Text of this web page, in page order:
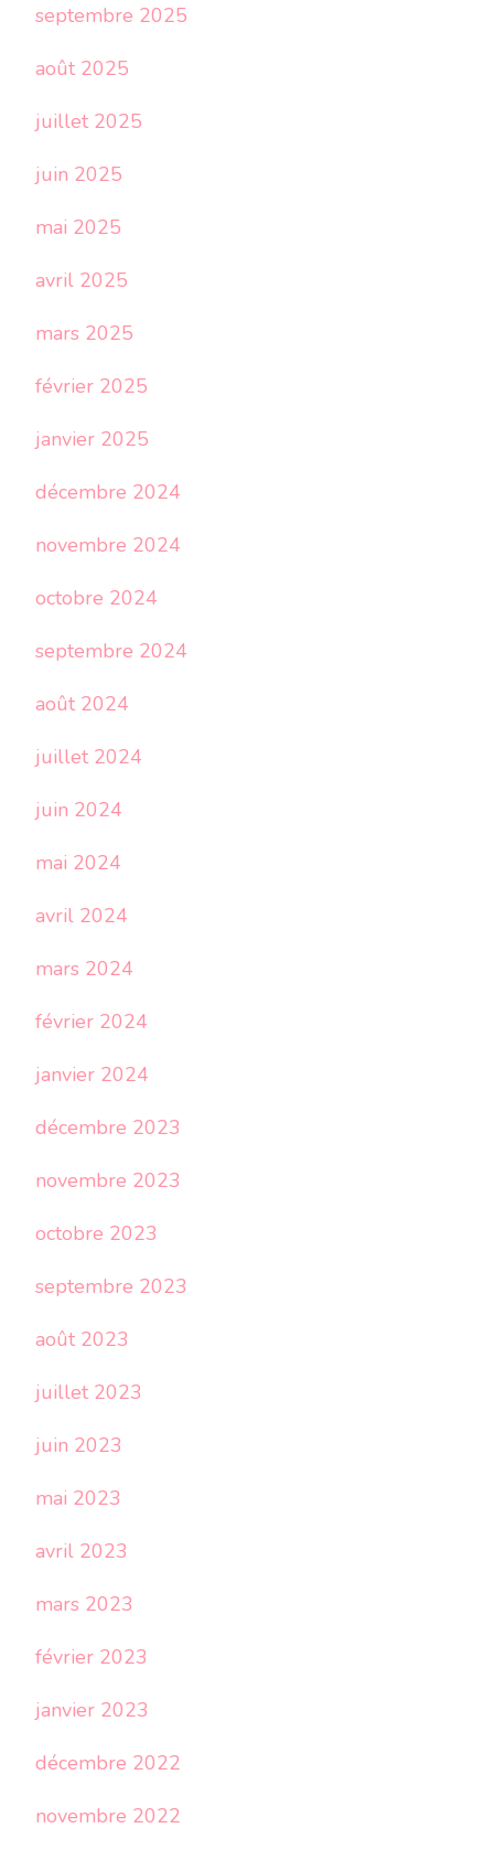
septembre 2025
août 2025
juillet 2025
juin 2025
mai 2025
avril 2025
mars 2025
février 2025
janvier 2025
décembre 2024
novembre 2024
octobre 2024
septembre 2024
août 2024
juillet 2024
juin 2024
mai 2024
avril 2024
mars 2024
février 2024
janvier 2024
décembre 2023
novembre 2023
octobre 2023
septembre 2023
août 2023
juillet 2023
juin 2023
mai 2023
avril 2023
mars 2023
février 2023
janvier 2023
décembre 2022
novembre 2022